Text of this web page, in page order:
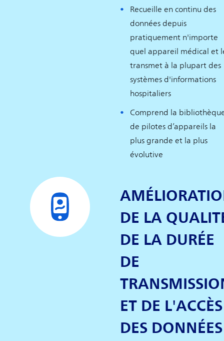
Recueille en continu des
données depuis
pratiquement n'importe
quel appareil médical et
transmet à la plupart des
systèmes d'informations
hospitaliers
Comprend la
de pilotes d’appareils la
plus grande et la plus
évolutive
DE LA
DE LA DURÉE
DE
ET DE L'ACCÈS
DES DONNÉES